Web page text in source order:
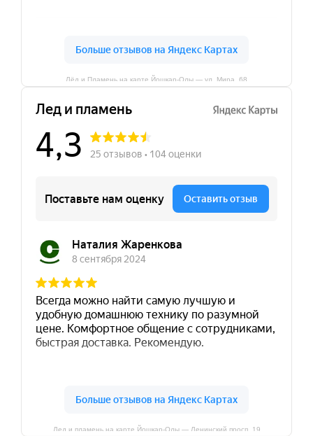
Лёд и Пламень на карте Йошкар‑Олы — ул. Мира, 68
Лед и пламень на карте Йошкар‑Олы — Ленинский просп.,19